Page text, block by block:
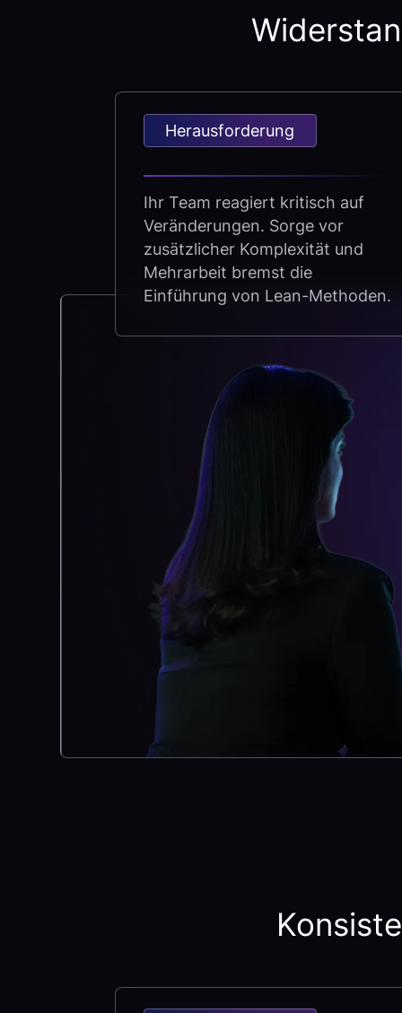
Herausforderung
Ihr Team reagiert kritisch auf
Veränderungen. Sorge vor
zusätzlicher Komplexität und
Mehrarbeit bremst die
Einführung von Lean-Methoden.